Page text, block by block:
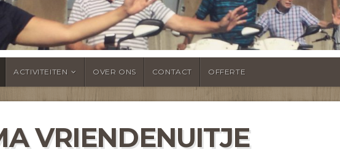
ACTIVITEITEN OVER ONS CONTACT OFFERTE
VRIENDENUITJE